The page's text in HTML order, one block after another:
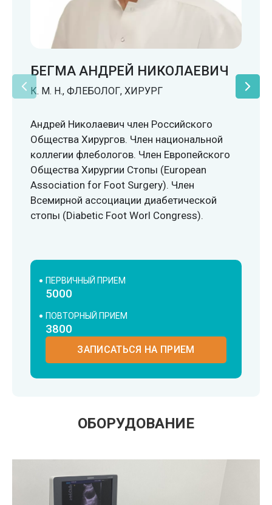
БЕГМА АНДРЕЙ НИКОЛАЕВИЧ
К. М. Н., ФЛЕБОЛОГ, ХИРУРГ
Андрей Николаевич член Российского
Общества Хирургов. Член национальной
коллегии флебологов. Член Европейского
Общества Хирургии Стопы (European
Association for Foot Surgery). Член
Всемирной ассоциации диабетической
стопы (Diabetic Foot Worl Congress).
ПЕРВИЧНЫЙ ПРИЕМ
5000
ПОВТОРНЫЙ ПРИЕМ
3800
ЗАПИСАТЬСЯ НА ПРИЕМ
ОБОРУДОВАНИЕ